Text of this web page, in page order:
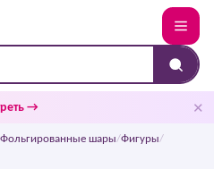
→ ✕
Фольгированные шары/Фигуры/